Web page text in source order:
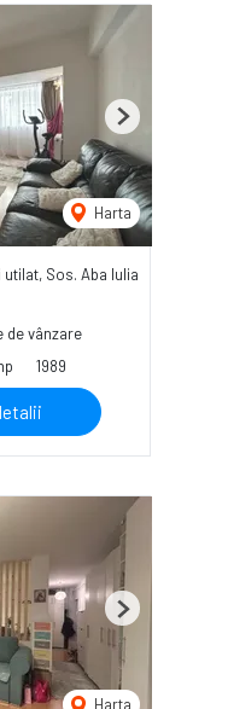
Harta
Next
Sos. Aba Iulia
de vânzare
1989
Harta
Next